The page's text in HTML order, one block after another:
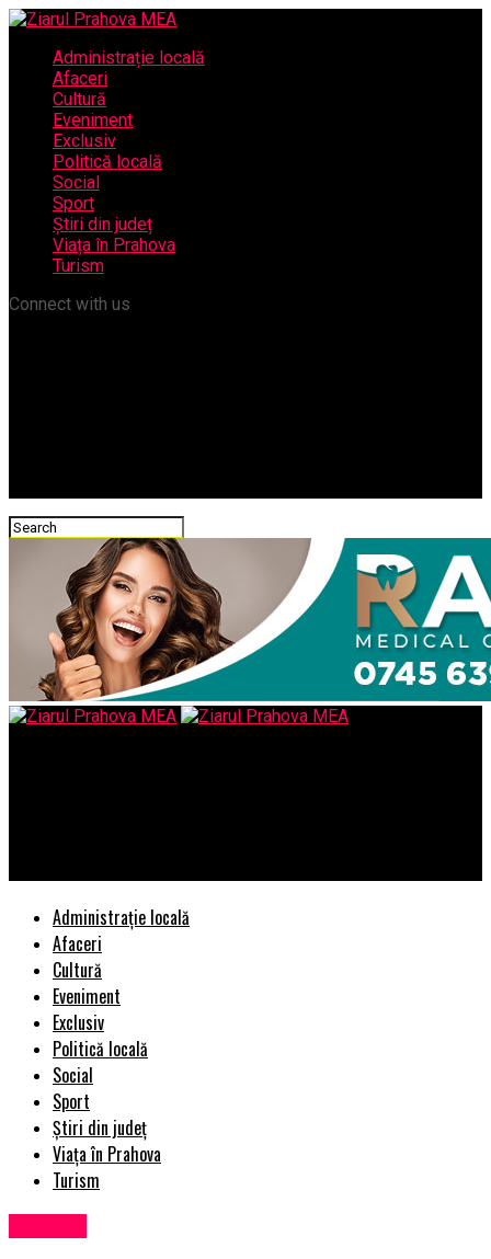
Administrație locală
Afaceri
Cultură
Eveniment
Exclusiv
Politică locală
Social
Sport
Știri din județ
Viața în Prahova
Turism
Connect with us
Administrație locală
Afaceri
Cultură
Eveniment
Exclusiv
Politică locală
Social
Sport
Știri din județ
Viața în Prahova
Turism